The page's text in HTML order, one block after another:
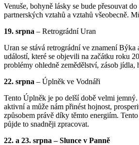
Venuše, bohyně lásky se bude přesouvat
partnerských vztahů a vztahů všeobecně.
19. srpna – Retrográdní Uran
Uran se stává retrográdní ve znamení
událostí, které se objevili na začátku roku
problémy ohledně zemědělství, zásob
22. srpna – Úplněk ve Vodnáři
Tento Úplněk je po delší době velmi
aktivní a může nám přinést hojnost,
způsobem právě díky těmto energiím.
půjde to snadněji zpracovat.
22. a 23. srpna – Slunce v Panně